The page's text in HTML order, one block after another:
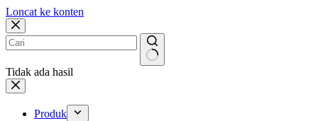
Loncat ke konten
Tidak ada hasil
Produk